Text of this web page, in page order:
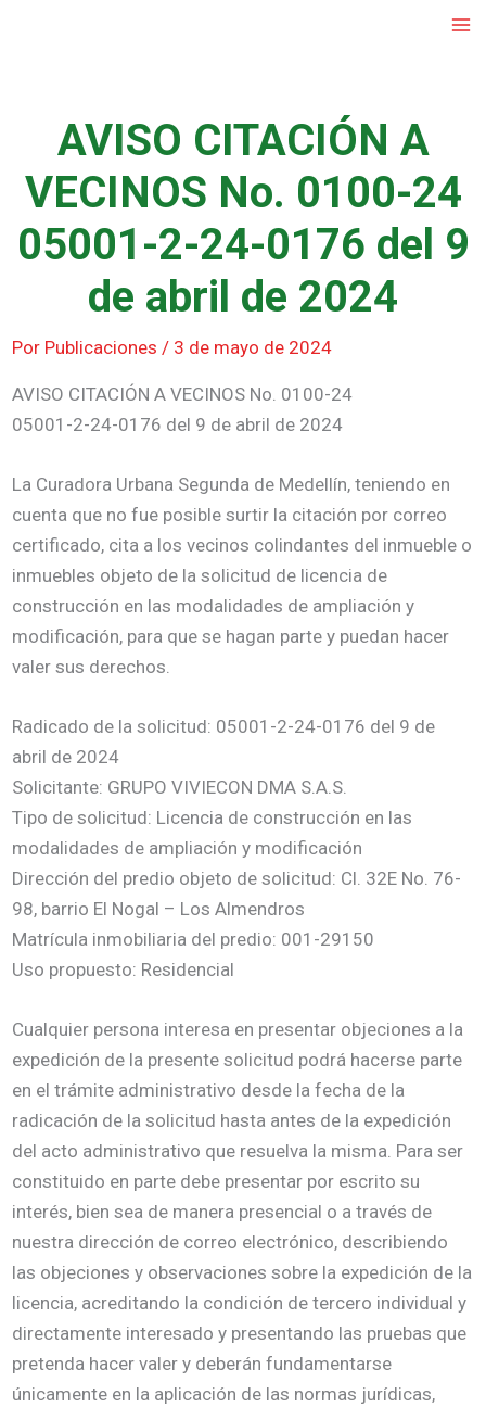
AVISO CITACIÓN A
VECINOS No. 0100-24
05001-2-24-0176 del 9
de abril de 2024
Por Publicaciones / 3 de mayo de 2024
AVISO CITACIÓN A VECINOS No. 0100-24
05001-2-24-0176 del 9 de abril de 2024
La Curadora Urbana Segunda de Medellín, teniendo en
cuenta que no fue posible surtir la citación por correo
certificado, cita a los vecinos colindantes del inmueble o
inmuebles objeto de la solicitud de licencia de
construcción en las modalidades de ampliación y
modificación, para que se hagan parte y puedan hacer
valer sus derechos.
Radicado de la solicitud: 05001-2-24-0176 del 9 de
abril de 2024
Solicitante: GRUPO VIVIECON DMA S.A.S.
Tipo de solicitud: Licencia de construcción en las
modalidades de ampliación y modificación
Dirección del predio objeto de solicitud: Cl. 32E No. 76-
98, barrio El Nogal – Los Almendros
Matrícula inmobiliaria del predio: 001-29150
Uso propuesto: Residencial
Cualquier persona interesa en presentar objeciones a la
expedición de la presente solicitud podrá hacerse parte
en el trámite administrativo desde la fecha de la
radicación de la solicitud hasta antes de la expedición
del acto administrativo que resuelva la misma. Para ser
constituido en parte debe presentar por escrito su
interés, bien sea de manera presencial o a través de
nuestra dirección de correo electrónico, describiendo
las objeciones y observaciones sobre la expedición de la
licencia, acreditando la condición de tercero individual y
directamente interesado y presentando las pruebas que
pretenda hacer valer y deberán fundamentarse
únicamente en la aplicación de las normas jurídicas,